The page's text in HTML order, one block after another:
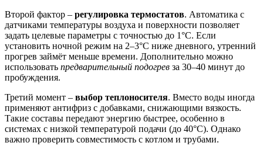
Второй фактор – регулировка термостатов. Автоматика с
датчиками температуры воздуха и поверхности позволяет
задать целевые параметры с точностью до 1°C. Если
установить ночной режим на 2–3°C ниже дневного, утренний
прогрев займёт меньше времени. Дополнительно можно
использовать предварительный подогрев за 30–40 минут до
пробуждения.
Третий момент – выбор теплоносителя. Вместо воды иногда
применяют антифриз с добавками, снижающими вязкость.
Такие составы передают энергию быстрее, особенно в
системах с низкой температурой подачи (до 40°C). Однако
важно проверить совместимость с котлом и трубами.